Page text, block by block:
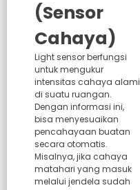
(Sensor
Cahaya)
Light sensor berfungsi
untuk mengukur
intensitas cahaya alami
di suatu ruangan.
Dengan informasi ini,
bisa menyesuaikan
pencahayaan buatan
secara otomatis.
Misalnya, jika cahaya
matahari yang masuk
melalui jendela sudah